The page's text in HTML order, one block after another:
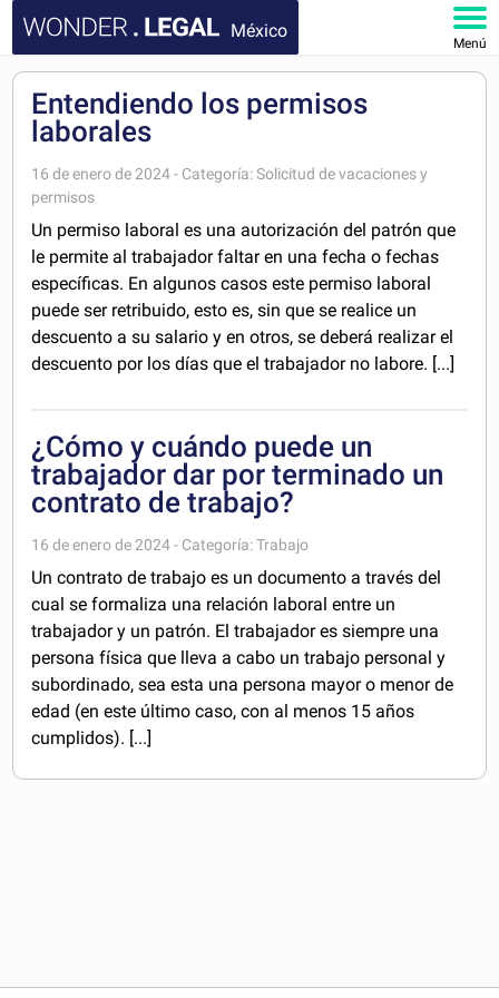
México
Menú
DOCUMENTOS
FAQ
MI CUENTA
Entendiendo los permisos
laborales
16 de enero de 2024 - Categoría: Solicitud de vacaciones y
permisos
Un permiso laboral es una autorización del patrón que
le permite al trabajador faltar en una fecha o fechas
específicas. En algunos casos este permiso laboral
puede ser retribuido, esto es, sin que se realice un
descuento a su salario y en otros, se deberá realizar el
descuento por los días que el trabajador no labore. [...]
¿Cómo y cuándo puede un
trabajador dar por terminado un
contrato de trabajo?
16 de enero de 2024 - Categoría: Trabajo
Un contrato de trabajo es un documento a través del
cual se formaliza una relación laboral entre un
trabajador y un patrón. El trabajador es siempre una
persona física que lleva a cabo un trabajo personal y
subordinado, sea esta una persona mayor o menor de
edad (en este último caso, con al menos 15 años
cumplidos). [...]